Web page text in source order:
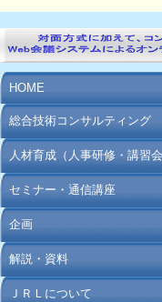
HOME
総合技術コンサルティング
人材育成（人事研修・講習会
セミナー・通信講座
企画
解説・資料
ＪＲＬについて